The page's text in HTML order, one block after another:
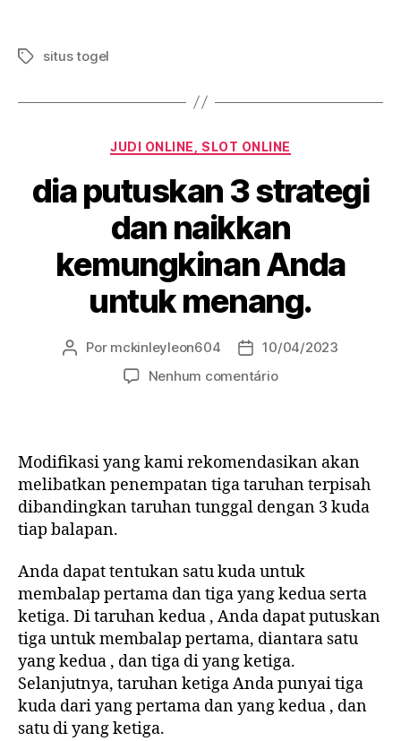
Tagssitus togel
Categorias
JUDI ONLINE, SLOT ONLINE
dia putuskan 3 strategi
dan naikkan
kemungkinan Anda
untuk menang.
Autor
Por mckinleyleon604
Data
de
10/04/2023
Nenhum comentárioem
strategi
dan
naikkan
kemungkinan
menang.
Modifikasi yang kami rekomendasikan akan
melibatkan penempatan tiga taruhan terpisah
dibandingkan taruhan tunggal dengan 3 kuda
tiap balapan.
Anda dapat tentukan satu kuda untuk
membalap pertama dan tiga yang kedua serta
ketiga. Di taruhan kedua , Anda dapat putuskan
tiga untuk membalap pertama, diantara satu
yang kedua , dan tiga di yang ketiga.
Selanjutnya, taruhan ketiga Anda punyai tiga
kuda dari yang pertama dan yang kedua , dan
satu di yang ketiga.